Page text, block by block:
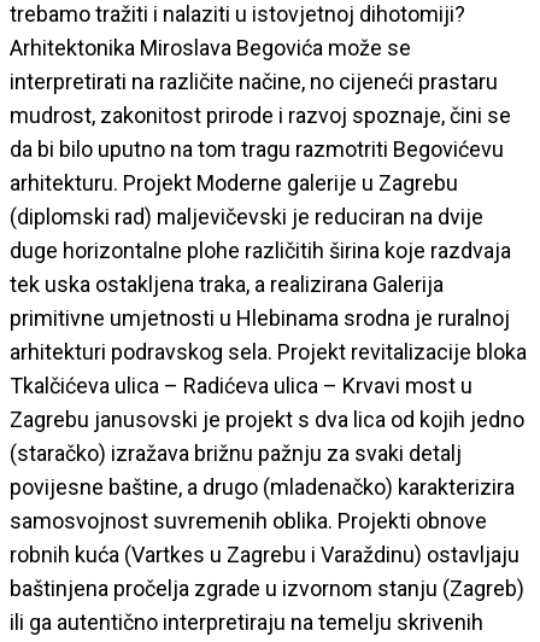
trebamo tražiti i nalaziti u istovjetnoj dihotomiji?
Arhitektonika Miroslava Begovića može se
interpretirati na različite načine, no cijeneći prastaru
mudrost, zakonitost prirode i razvoj spoznaje, čini se
da bi bilo uputno na tom tragu razmotriti Begovićevu
arhitekturu. Projekt Moderne galerije u Zagrebu
(diplomski rad) maljevičevski je reduciran na dvije
duge horizontalne plohe različitih širina koje razdvaja
tek uska ostakljena traka, a realizirana Galerija
primitivne umjetnosti u Hlebinama srodna je ruralnoj
arhitekturi podravskog sela. Projekt revitalizacije bloka
Tkalčićeva ulica – Radićeva ulica – Krvavi most u
Zagrebu janusovski je projekt s dva lica od kojih jedno
(staračko) izražava brižnu pažnju za svaki detalj
povijesne baštine, a drugo (mladenačko) karakterizira
samosvojnost suvremenih oblika. Projekti obnove
robnih kuća (Vartkes u Zagrebu i Varaždinu) ostavljaju
baštinjena pročelja zgrade u izvornom stanju (Zagreb)
ili ga autentično interpretiraju na temelju skrivenih